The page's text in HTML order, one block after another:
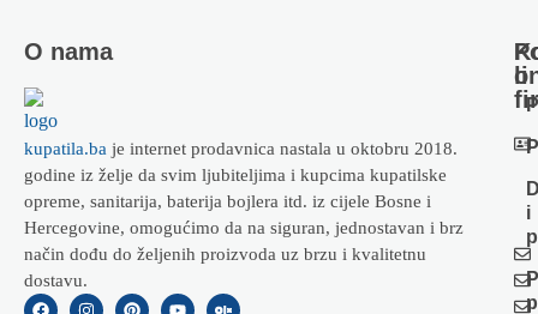
O nama
kupatila.ba je internet prodavnica nastala u oktobru 2018.
godine iz želje da svim ljubiteljima i kupcima kupatilske
opreme, sanitarija, baterija bojlera itd. iz cijele Bosne i
Hercegovine, omogućimo da na siguran, jednostavan i brz
način dođu do željenih proizvoda uz brzu i kvalitetnu
dostavu.
i
o